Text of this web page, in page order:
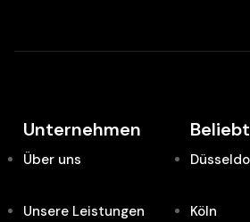
Unternehmen
Über uns
Unsere Leistungen Köln